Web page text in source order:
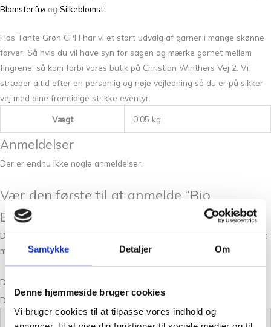
Samtykke Detaljer Om
Denne hjemmeside bruger cookies
Vi bruger cookies til at tilpasse vores indhold og
Blomsterfrø og Silkeblomst
Hos Tante Grøn CPH har vi et stort udvalg af garner i mange skønne
farver. Så hvis du vil have syn for sagen og mærke garnet mellem
fingrene, så kom forbi vores butik på Christian Winthers Vej 2. Vi
stræber altid efter en personlig og nøje vejledning så du er på sikker
vej med dine fremtidige strikke eventyr.
Vægt 0,05 kg
Anmeldelser
Der er endnu ikke nogle anmeldelser.
Vær den første til at anmelde “Bio
Blomsterfrø Sart Gul 14”
Din e-mailadresse vil ikke blive publiceret. Krævede felter er markeret
med
Din bedømmelse
Din anmeldelse